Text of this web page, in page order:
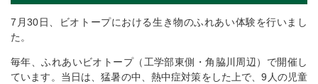
7月30日、ビオトープにおける生き物のふれあい体験を行いまし
た。
毎年、ふれあいビオトープ（工学部東側・角脇川周辺）で開催し
ています。当日は、猛暑の中、熱中症対策をした上で、9人の児童